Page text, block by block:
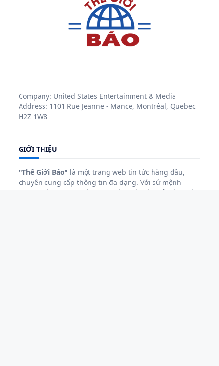
Company: United States Entertainment & Media
Address: 1101 Rue Jeanne - Mance, Montréal, Quebec
H2Z 1W8
GIỚI THIỆU
"Thế Giới Báo" là một trang web tin tức hàng đầu,
chuyên cung cấp thông tin đa dạng. Với sứ mệnh
mang đến những thông tin chính xác và phản ánh sâu